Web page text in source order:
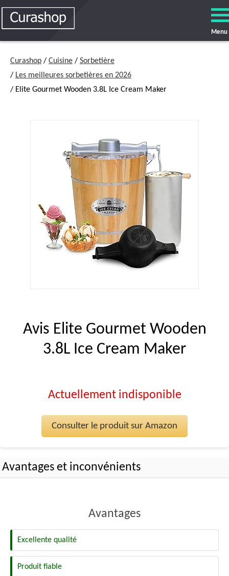
Menu
Curashop / Cuisine / Sorbetière
/ Les meilleures sorbetières en 2026
/ Elite Gourmet Wooden 3.8L Ice Cream Maker
Avis Elite Gourmet Wooden
3.8L Ice Cream Maker
Actuellement indisponible
Consulter le produit sur Amazon
Avantages et inconvénients
Avantages
Excellente qualité
Produit fiable